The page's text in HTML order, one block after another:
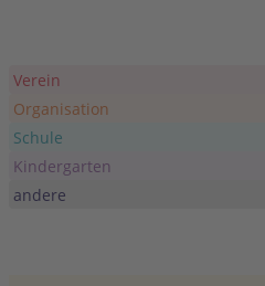
Verein
Organisation
Schule
Kindergarten
andere